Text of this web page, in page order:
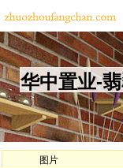
华中置业-
图片